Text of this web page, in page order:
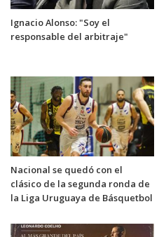
Ignacio Alonso: "Soy el
responsable del arbitraje"
Nacional se quedó con el
clásico de la segunda ronda de
la Liga Uruguaya de Básquetbol